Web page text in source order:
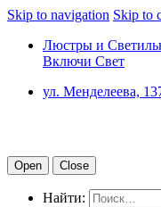
Skip to navigation Skip to
Люстры и
Включи Свет
ул. Менделеева,
Open Close
Найти: